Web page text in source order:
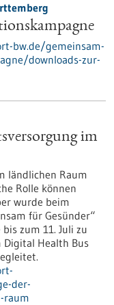
bw.de/gemeinsam-
downloads-zur-
im
ländlichen Raum
Rolle können
wurde beim
für Gesünder“
zum 11. Juli zu
Digital Health Bus
der-
raum